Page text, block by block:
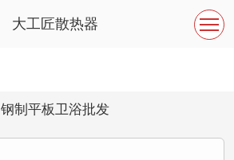
大工匠散热器
钢制平板卫浴批发